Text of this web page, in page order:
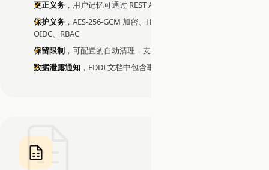
更正义务 ，用户记忆可通过 REST API 更新
保护义务 ，AES-256-GCM 加密、HMAC 审计完整性、Keycloak
OIDC、RBAC
保留限制 ，可配置的自动清理，支持空闲对话超时
数据泄露通知 ，EDDI 文档中包含事件响应运行手册模板